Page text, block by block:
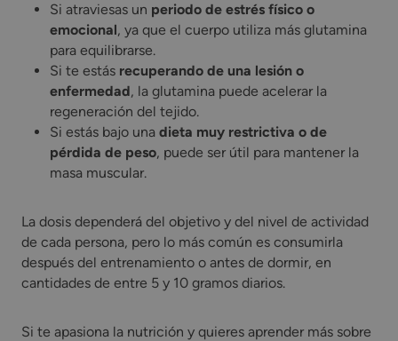
Si atraviesas un periodo de estrés físico o
emocional, ya que el cuerpo utiliza más glutamina
para equilibrarse.
Si te estás recuperando de una lesión o
enfermedad, la glutamina puede acelerar la
regeneración del tejido.
Si estás bajo una dieta muy restrictiva o de
pérdida de peso, puede ser útil para mantener la
masa muscular.
La dosis dependerá del objetivo y del nivel de actividad
de cada persona, pero lo más común es consumirla
después del entrenamiento o antes de dormir, en
cantidades de entre 5 y 10 gramos diarios.
Si te apasiona la nutrición y quieres aprender más sobre